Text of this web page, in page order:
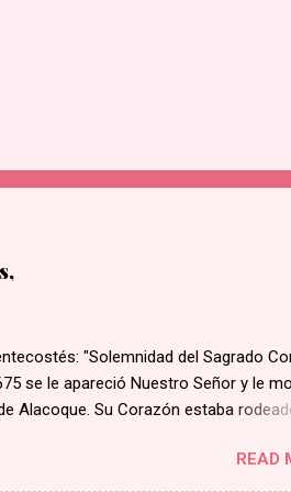
"Solemnidad del Sagrado
se le apareció Nuestro Señor y le
Alacoque. Su Corazón estaba
una cruz. Santa Margarita escuchó
READ